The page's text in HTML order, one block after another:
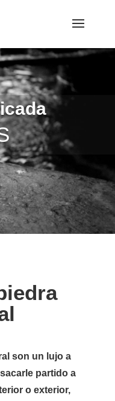
son un lujo a
partido a
o exterior,